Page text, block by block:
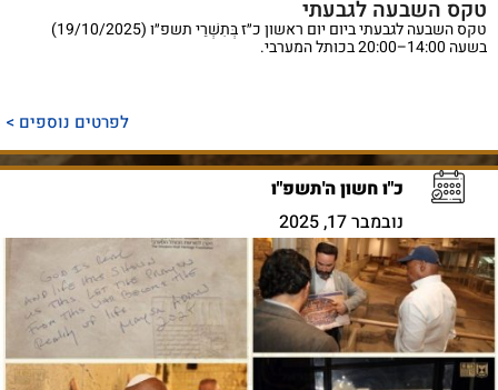
טקס השבעה לגבעתי
טקס השבעה לגבעתי ביום יום ראשון כ״ז בְּתִשְׁרֵי תשפ״ו (19/10/2025)
בשעה 14:00–20:00 בכותל המערבי.
לפרטים נוספים >
כ"ו חשון ה'תשפ"ו
נובמבר 17, 2025